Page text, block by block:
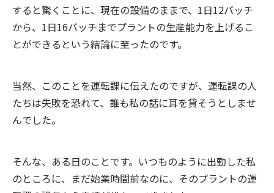
すると驚くことに、現在の設備のままで、1日12バッチ
から、1日16バッチまでプラントの生産能力を上げるこ
とができるという結論に至ったのです。
当然、このことを運転課に伝えたのですが、運転課の人
たちは失敗を恐れて、誰も私の話に耳を貸そうとしませ
んでした。
そんな、ある日のことです。いつものように出勤した私
のところに、まだ始業時間前なのに、そのプラントの運